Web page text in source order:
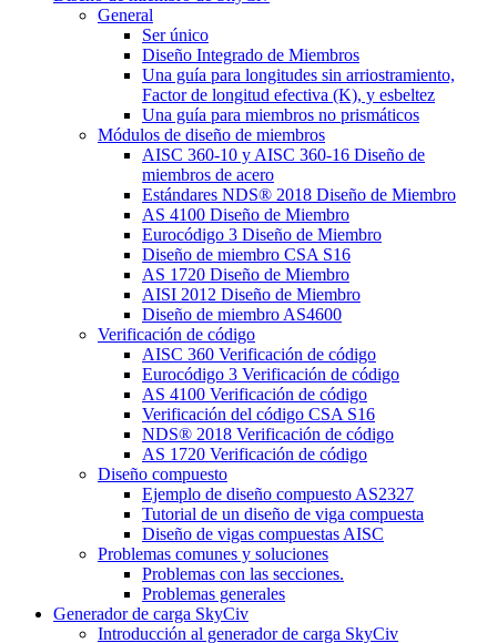
General
Ser único
Diseño Integrado de Miembros
Una guía para longitudes sin arriostramiento,
Factor de longitud efectiva (K), y esbeltez
Una guía para miembros no prismáticos
Módulos de diseño de miembros
AISC 360-10 y AISC 360-16 Diseño de
miembros de acero
Estándares NDS® 2018 Diseño de Miembro
AS 4100 Diseño de Miembro
Eurocódigo 3 Diseño de Miembro
Diseño de miembro CSA S16
AS 1720 Diseño de Miembro
AISI 2012 Diseño de Miembro
Diseño de miembro AS4600
Verificación de código
AISC 360 Verificación de código
Eurocódigo 3 Verificación de código
AS 4100 Verificación de código
Verificación del código CSA S16
NDS® 2018 Verificación de código
AS 1720 Verificación de código
Diseño compuesto
Ejemplo de diseño compuesto AS2327
Tutorial de un diseño de viga compuesta
Diseño de vigas compuestas AISC
Problemas comunes y soluciones
Problemas con las secciones.
Problemas generales
Generador de carga SkyCiv
Introducción al generador de carga SkyCiv